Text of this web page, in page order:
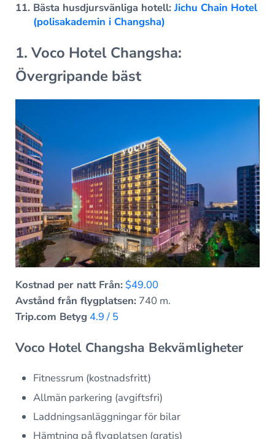
Bästa husdjursvänliga hotell:Jichu Chain Hotel
(polisakademin i Changsha)
1. Voco Hotel Changsha:
Övergripande bäst
Kostnad per natt Från: $49.00
Avstånd från flygplatsen:740 m.
Trip.com Betyg 4.9 / 5
Voco Hotel Changsha Bekvämligheter
Fitnessrum (kostnadsfritt)
Allmän parkering (avgiftsfri)
Laddningsanläggningar för bilar
Hämtning på flygplatsen (gratis)